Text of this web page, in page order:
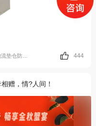
444
赠，情?人间！